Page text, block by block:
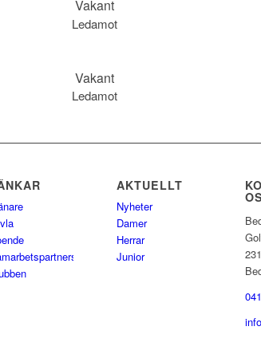
Vakant
Ledamot
Vakant
Ledamot
AKTUELLT
Nyheter
Damer
Herrar
Junior